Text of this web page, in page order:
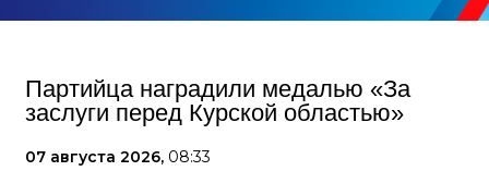
Партийца наградили медалью «За
заслуги перед Курской областью»
07 августа 2026, 08:33